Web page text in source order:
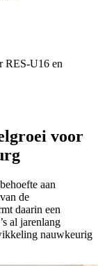
RES-U16 en
voor
aan
de
daarin een
al jarenlang
nauwkeurig